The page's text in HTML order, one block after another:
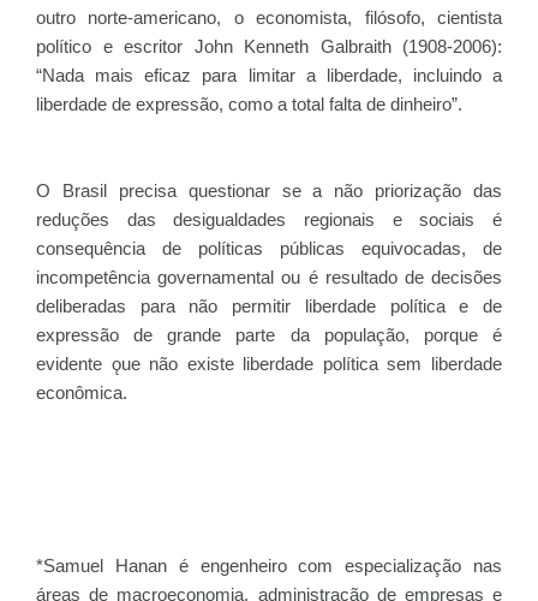
outro norte-americano, o economista, filósofo, cientista
político e escritor John Kenneth Galbraith (1908-2006):
“Nada mais eficaz para limitar a liberdade, incluindo a
liberdade de expressão, como a total falta de dinheiro”.
O Brasil precisa questionar se a não priorização das
reduções das desigualdades regionais e sociais é
consequência de políticas públicas equivocadas, de
incompetência governamental ou é resultado de decisões
deliberadas para não permitir liberdade política e de
expressão de grande parte da população, porque é
evidente ǫue não existe liberdade política sem liberdade
econômica.
*Samuel Hanan é engenheiro com especialização nas
áreas de macroeconomia, administração de empresas e